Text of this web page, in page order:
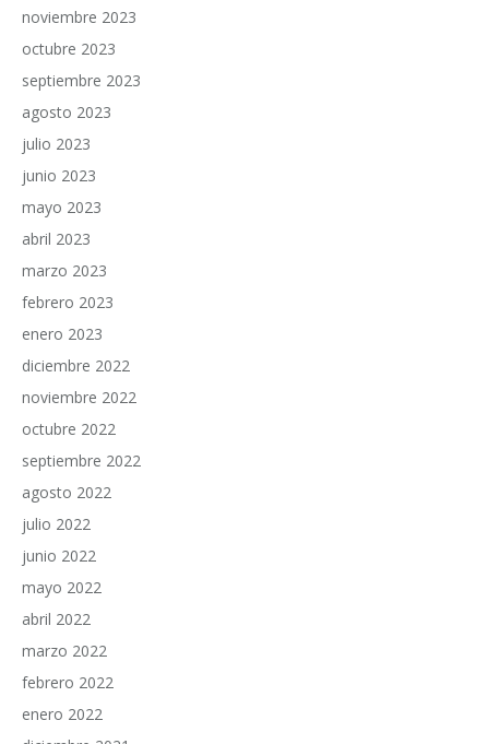
noviembre 2023
octubre 2023
septiembre 2023
agosto 2023
julio 2023
junio 2023
mayo 2023
abril 2023
marzo 2023
febrero 2023
enero 2023
diciembre 2022
noviembre 2022
octubre 2022
septiembre 2022
agosto 2022
julio 2022
junio 2022
mayo 2022
abril 2022
marzo 2022
febrero 2022
enero 2022